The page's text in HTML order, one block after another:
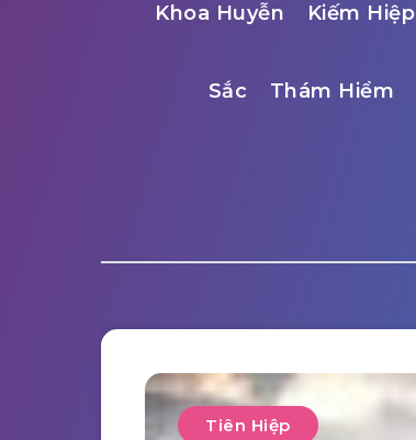
Khoa Huyễn Kiếm Hiệp
Sắc Thám Hiểm
Tiên Hiệp